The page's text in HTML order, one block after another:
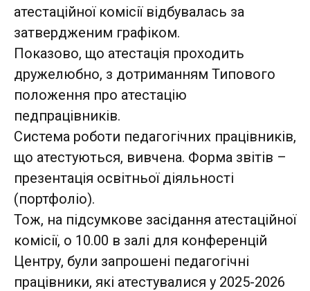
атестаційної комісії відбувалась за
затвердженим графіком.
Показово, що атестація проходить
дружелюбно, з дотриманням Типового
положення про атестацію
педпрацівників.
Система роботи педагогічних працівників,
що атестуються, вивчена. Форма звітів –
презентація освітньої діяльності
(портфоліо).
Тож, на підсумкове засідання атестаційної
комісії, о 10.00 в залі для конференцій
Центру, були запрошені педагогічні
працівники, які атестувалися у 2025-2026